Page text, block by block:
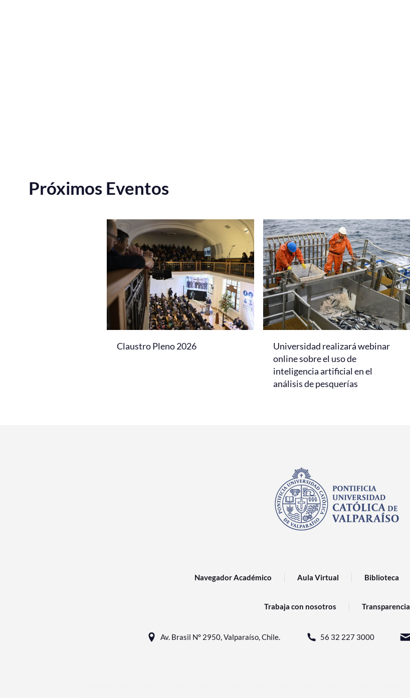
Próximos Eventos
Claustro Pleno 2026
Universidad realizará webinar
online sobre el uso de
inteligencia artificial en el
análisis de pesquerías
Navegador Académico Aula Virtual Biblioteca
Trabaja con nosotros Transparencia
Av. Brasil N° 2950, Valparaíso, Chile. 56 32 227 3000